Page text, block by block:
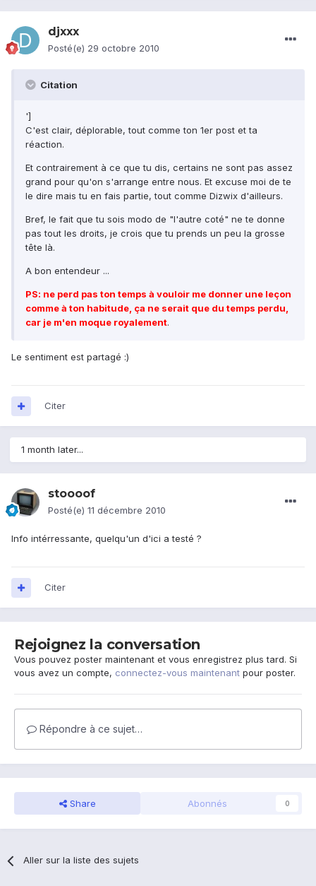
djxxx
Posté(e) 29 octobre 2010
Citation
']
C'est clair, déplorable, tout comme ton 1er post et ta
réaction.
Et contrairement à ce que tu dis, certains ne sont pas assez
grand pour qu'on s'arrange entre nous. Et excuse moi de te
le dire mais tu en fais partie, tout comme Dizwix d'ailleurs.
Bref, le fait que tu sois modo de "l'autre coté" ne te donne
pas tout les droits, je crois que tu prends un peu la grosse
tête là.
A bon entendeur ...
PS: ne perd pas ton temps à vouloir me donner une leçon
comme à ton habitude, ça ne serait que du temps perdu,
car je m'en moque royalement.
Le sentiment est partagé :)
Citer
1 month later...
stoooof
Posté(e) 11 décembre 2010
Info intérressante, quelqu'un d'ici a testé ?
Citer
Rejoignez la conversation
Vous pouvez poster maintenant et vous enregistrez plus tard. Si
vous avez un compte, connectez-vous maintenant pour poster.
Répondre à ce sujet…
Share Abonnés 0
Aller sur la liste des sujets